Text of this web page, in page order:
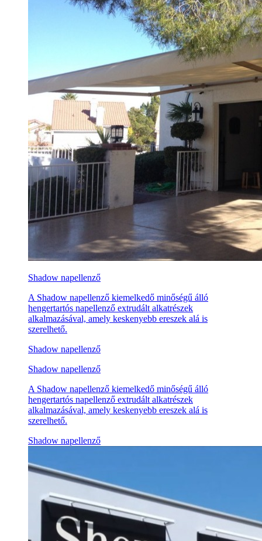
Shadow napellenző
A Shadow napellenző kiemelkedő minőségű álló
hengertartós napellenző extrudált alkatrészek
alkalmazásával, amely keskenyebb ereszek alá is
szerelhető.
Shadow napellenző
Shadow napellenző
A Shadow napellenző kiemelkedő minőségű álló
hengertartós napellenző extrudált alkatrészek
alkalmazásával, amely keskenyebb ereszek alá is
szerelhető.
Shadow napellenző